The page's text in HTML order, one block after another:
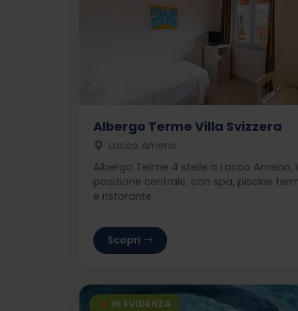
Albergo Terme Villa Svizzera
Lacco Ameno
Albergo Terme 4 stelle a Lacco Ameno,
posizione centrale, con spa, piscine
e ristorante.
Scopri
IN EVIDENZA